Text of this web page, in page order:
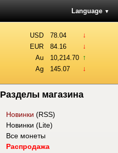
Language ▼
USD 78.04 ↓
EUR 84.16 ↓
Au 10,214.70 ↑
Ag 145.07 ↓
Разделы магазина
Новинки (RSS)
Новинки (Lite)
Все монеты
Распродажа